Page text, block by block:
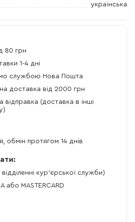
українська
80 грн
1-4 дні
службою Нова Пошта
доставка від 2000 грн
відправка (доставка в інші
обмін протягом 14 днів
кур'єрської служби)
або MASTERCARD